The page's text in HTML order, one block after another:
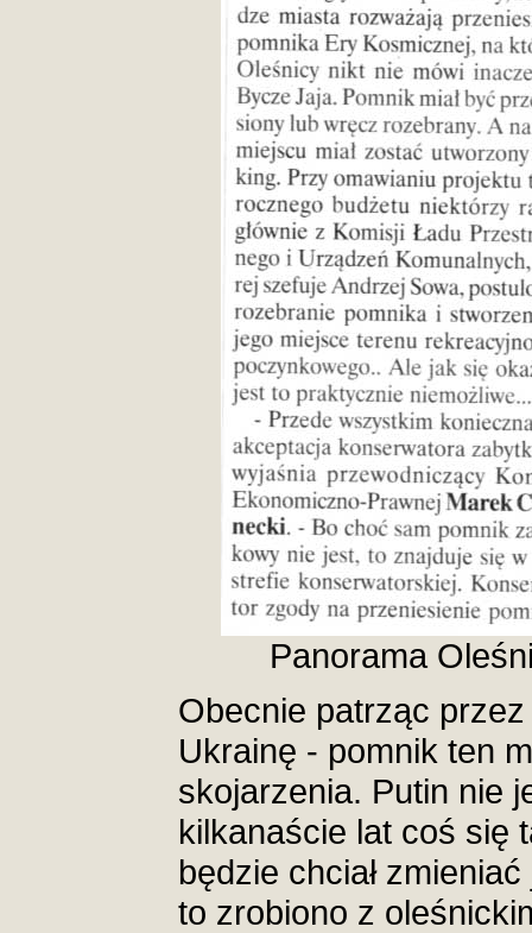
Panorama
Obecnie patrząc
Ukrainę - pomnik ten
skojarzenia. Putin nie
kilkanaście lat coś się
będzie chciał
to zrobiono z